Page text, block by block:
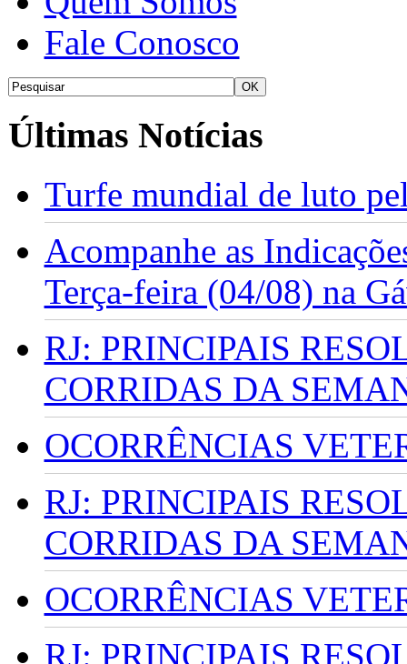
Fale Conosco
Últimas Notícias
Turfe mundial de luto
Acompanhe as
Terça-feira (04/08) na
RJ: PRINCIPAIS
CORRIDAS DA
OCORRÊNCIAS
RJ: PRINCIPAIS
CORRIDAS DA
OCORRÊNCIAS
RJ: PRINCIPAIS